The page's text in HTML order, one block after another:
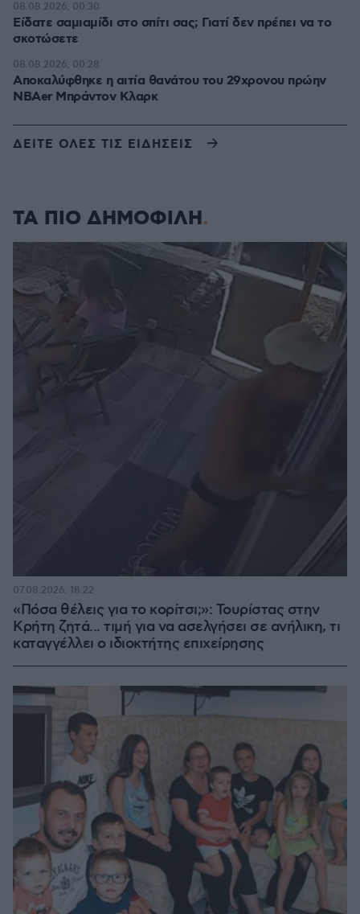
Είδατε σαμιαμίδι στο σπίτι σας; Γιατί δεν πρέπει να το
σκοτώσετε
08.08.2026, 00:30
Αποκαλύφθηκε η αιτία θανάτου του 29χρονου πρώην
NBAer Μπράντον Κλαρκ
08.08.2026, 00:28
ΔΕΙΤΕ ΟΛΕΣ ΤΙΣ ΕΙΔΗΣΕΙΣ
ΤΑ ΠΙΟ ΔΗΜΟΦΙΛΗ
«Πόσα θέλεις για το κορίτσι;»: Τουρίστας στην
Κρήτη ζητά... τιμή για να ασελγήσει σε ανήλικη, τι
καταγγέλλει ο ιδιοκτήτης επιχείρησης
07.08.2026, 18:22